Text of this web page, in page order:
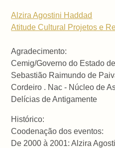
Alzira Agostini Haddad
Atitude Cultural Projetos e
Agradecimento:
Cemig/Governo do Estado
Sebastião Raimundo de
Cordeiro . Nac - Núcleo de
Delícias de Antigamente
Histórico:
Coodenação dos eventos:
De 2000 à 2001: Alzira